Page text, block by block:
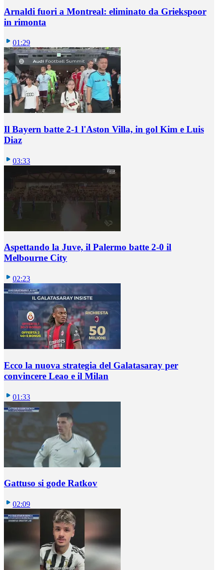
Arnaldi fuori a Montreal: eliminato da Griekspoor
in rimonta
01:29
Il Bayern batte 2-1 l'Aston Villa, in gol Kim e Luis
Diaz
03:33
Aspettando la Juve, il Palermo batte 2-0 il
Melbourne City
02:23
Ecco la nuova strategia del Galatasaray per
convincere Leao e il Milan
01:33
Gattuso si gode Ratkov
02:09